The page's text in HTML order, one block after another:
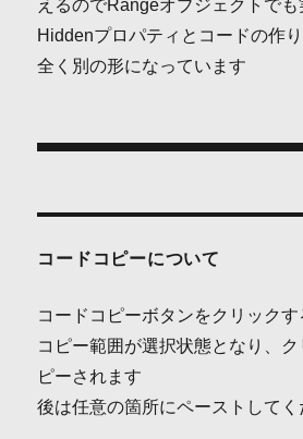
えるのでRangeオブジェクトで
Hiddenプロパティとコードの作
全く別の形になっています
稿
ナ
ビ
ゲ
ー
コードコピーについて
コードコピーボタンをクリックす
コピー範囲が選択状態となり、
ピーされます
後は任意の箇所にペーストしてく